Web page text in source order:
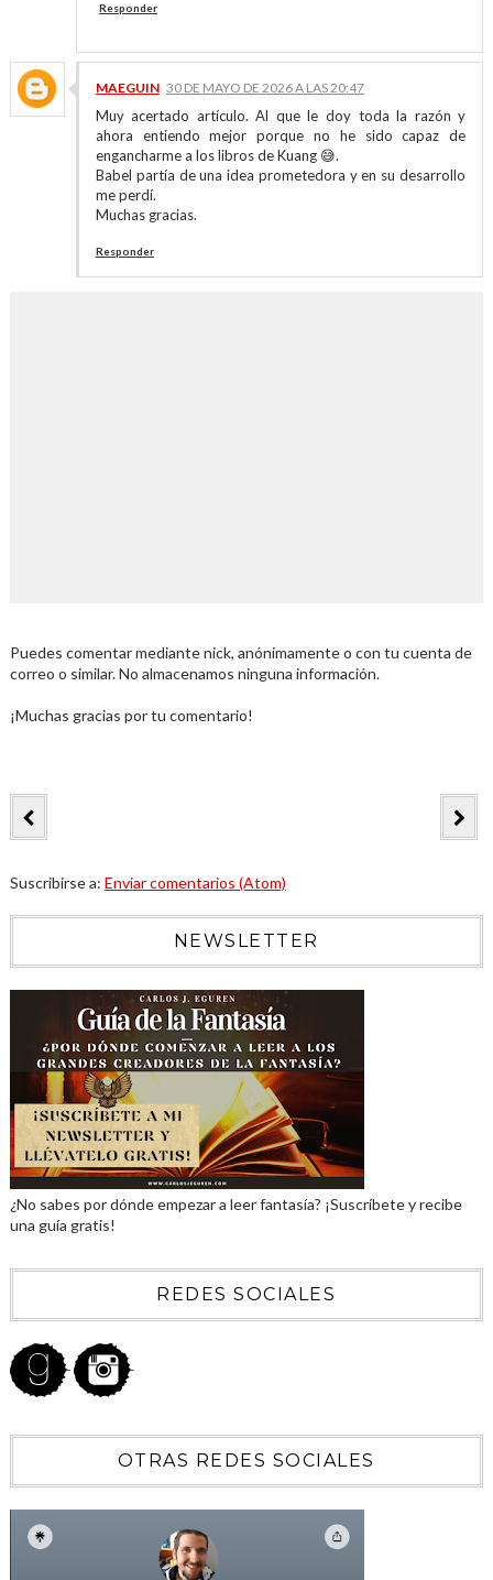
Responder
MAEGUIN 30 DE MAYO DE 2026 A LAS 20:47
Muy acertado artículo. Al que le doy toda la razón y
ahora entiendo mejor porque no he sido capaz de
engancharme a los libros de Kuang 😅.
Babel partía de una idea prometedora y en su desarrollo
me perdí.
Muchas gracias.
Responder
Puedes comentar mediante nick, anónimamente o con tu cuenta de
correo o similar. No almacenamos ninguna información.
¡Muchas gracias por tu comentario!
Suscribirse a: Enviar comentarios (Atom)
NEWSLETTER
¿No sabes por dónde empezar a leer fantasía? ¡Suscríbete y recibe
una guía gratis!
REDES SOCIALES
OTRAS REDES SOCIALES